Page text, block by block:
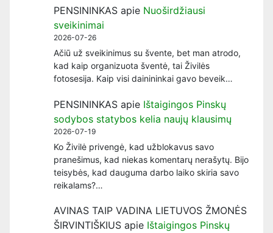
PENSININKAS apie Nuoširdžiausi
sveikinimai
2026-07-26
Ačiū už sveikinimus su švente, bet man atrodo,
kad kaip organizuota šventė, tai Živilės
fotosesija. Kaip visi dainininkai gavo beveik…
PENSININKAS apie Ištaigingos Pinskų
sodybos statybos kelia naujų klausimų
2026-07-19
Ko Živilė privengė, kad užblokavus savo
pranešimus, kad niekas komentarų nerašytų. Bijo
teisybės, kad dauguma darbo laiko skiria savo
reikalams?…
AVINAS TAIP VADINA LIETUVOS ŽMONĖS
ŠIRVINTIŠKIUS apie Ištaigingos Pinskų